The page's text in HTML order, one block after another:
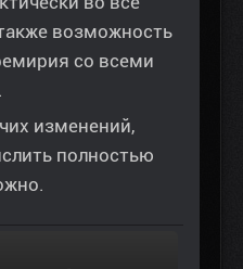
возможность
со всеми
изменений,
полностью